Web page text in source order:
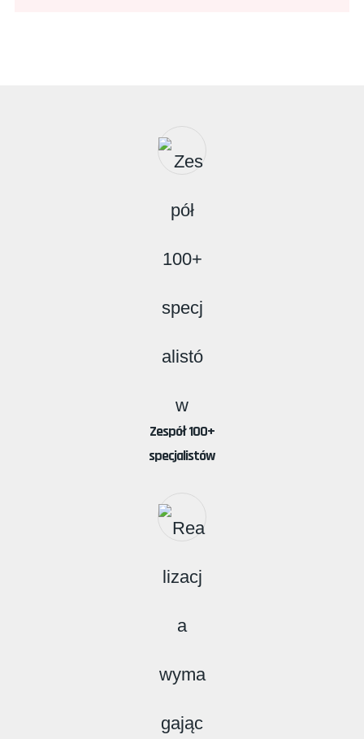
Zespół 100+
specjalistów